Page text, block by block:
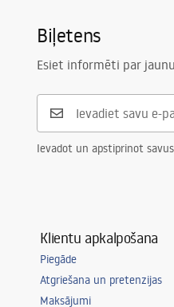
Biļetens
Esiet informēti par
Ievadot un apstiprinot
Klientu apkalpošana
Piegāde
Atgriešana un pretenzijas
Maksājumi